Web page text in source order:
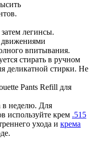
легинсы.
впитывания.
стирать в ручном
деликатной стирки. Не
Pants Refill для
в неделю. Для
используйте крем .515
ухода и крема